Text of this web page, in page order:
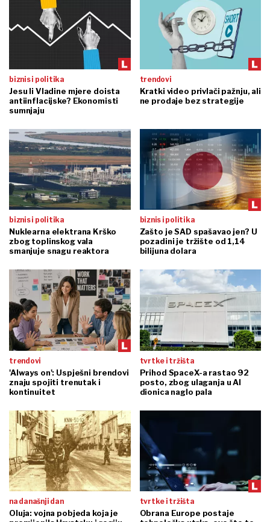
biznis i politika
Jesu li Vladine mjere doista
antiinflacijske? Ekonomisti
sumnjaju
trendovi
Kratki video privlači pažnju, ali
ne prodaje bez strategije
biznis i politika
Nuklearna elektrana Krško
zbog toplinskog vala
smanjuje snagu reaktora
biznis i politika
Zašto je SAD spašavao jen? U
pozadini je tržište od 1,14
bilijuna dolara
trendovi
'Always on': Uspješni brendovi
znaju spojiti trenutak i
kontinuitet
tvrtke i tržišta
Prihod SpaceX-a rastao 92
posto, zbog ulaganja u AI
dionica naglo pala
na današnji dan
Oluja: vojna pobjeda koja je
tvrtke i tržišta
Obrana Europe postaje